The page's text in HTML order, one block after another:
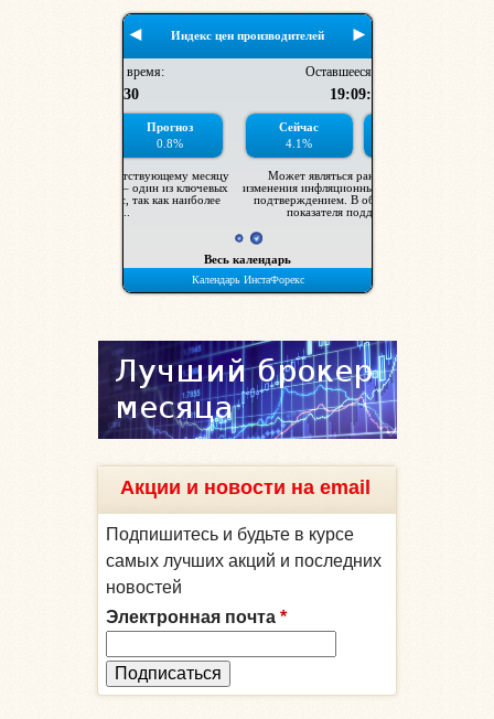
Акции и новости на email
Подпишитесь и будьте в курсе
самых лучших акций и последних
новостей
Электронная почта *